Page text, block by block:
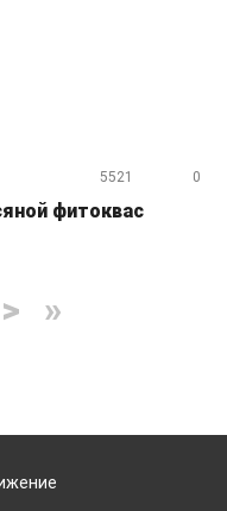
0
5521
фитоквас
> »